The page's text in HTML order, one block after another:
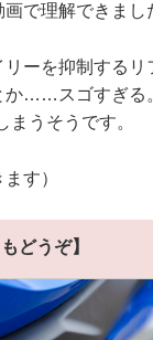
で理解できまし
リーを抑制する
か……スゴすぎる
まうそうです。
す）
どうぞ】